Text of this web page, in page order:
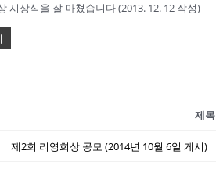
시상식을 잘 마쳤습니다 (2013. 12. 12 작성)
제목
제2회 리영희상 공모 (2014년 10월 6일 게시)